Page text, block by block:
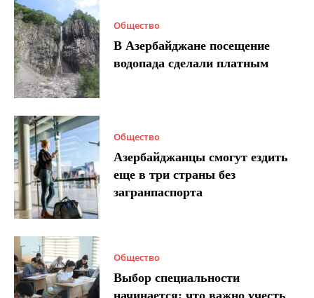
Общество
В Азербайджане посещение
водопада сделали платным
Общество
Азербайджанцы смогут ездить
еще в три страны без
загранпаспорта
Общество
Выбор специальности